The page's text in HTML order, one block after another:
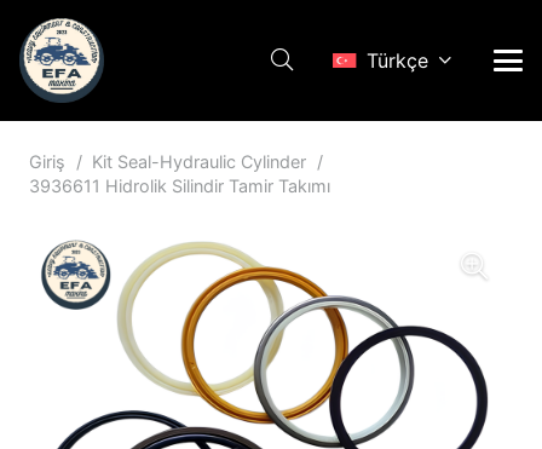
Türkçe
Giriş / Kit Seal-Hydraulic Cylinder /
3936611 Hidrolik Silindir Tamir Takımı